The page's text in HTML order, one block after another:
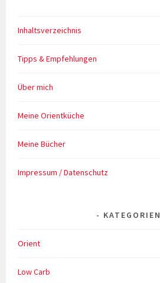
Inhaltsverzeichnis
Tipps & Empfehlungen
Über mich
Meine Orientküche
Meine Bücher
Impressum / Datenschutz
KATEGORIEN
Orient
Low Carb